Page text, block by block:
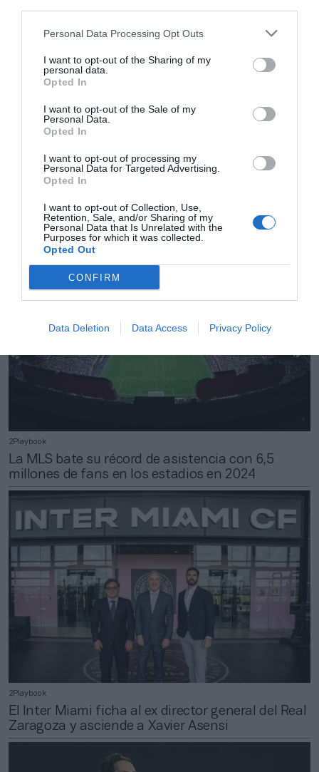
Personal Data Processing Opt Outs
I want to opt-out of the Sharing of my
personal data.
Opted In
I want to opt-out of the Sale of my
Personal Data.
Opted In
I want to opt-out of processing my
Personal Data for Targeted Advertising.
Opted In
I want to opt-out of Collection, Use,
Retention, Sale, and/or Sharing of my
Personal Data that Is Unrelated with the
Purposes for which it was collected.
Opted Out
CONFIRM
Data Deletion Data Access Privacy Policy
Salud, apuestas y marcas locales: así se reparten
los 900 patrocinios de la MLS y Liga MX
2Playbook
La MLS bate su récord de asistencia con 6,5
millones de fans en los estadios en 2024
2Playbook
El Inter Miami ficha al ex director general del Real
Zaragoza y asciende a Xavier Asensi